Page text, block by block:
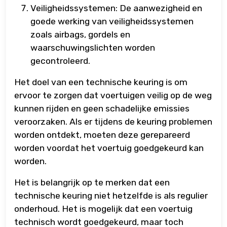
Veiligheidssystemen: De aanwezigheid en
goede werking van veiligheidssystemen
zoals airbags, gordels en
waarschuwingslichten worden
gecontroleerd.
Het doel van een technische keuring is om
ervoor te zorgen dat voertuigen veilig op de weg
kunnen rijden en geen schadelijke emissies
veroorzaken. Als er tijdens de keuring problemen
worden ontdekt, moeten deze gerepareerd
worden voordat het voertuig goedgekeurd kan
worden.
Het is belangrijk op te merken dat een
technische keuring niet hetzelfde is als regulier
onderhoud. Het is mogelijk dat een voertuig
technisch wordt goedgekeurd, maar toch